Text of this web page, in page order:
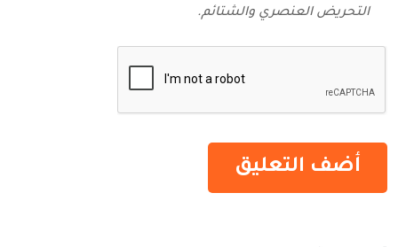
التحريض العنصري والشتائم‬.